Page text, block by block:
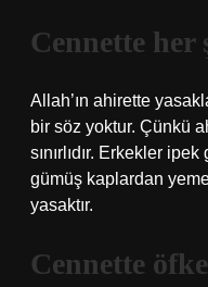
Cennette her
Allah’ın ahirette
bir söz yoktur. Çünkü
sınırlıdır. Erkekler
gümüş kaplardan
yasaktır.
Cennette